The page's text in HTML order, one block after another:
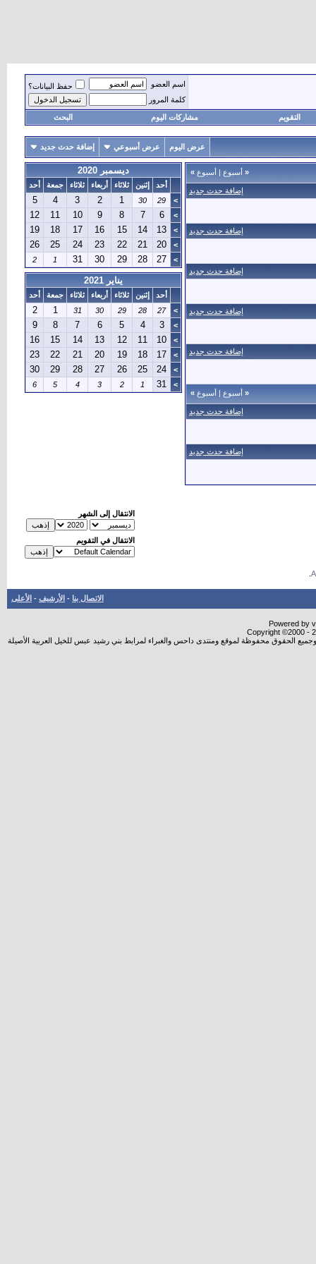
اسم العضو
حفظ البيانات؟
كلمة المرور
التقويم مشاركات اليوم البحث
عرض اليوم عرض أسبوعي إضافة حدث جديد
« أسبوع | أسبوع »
إضافة حدث جديد
إضافة حدث جديد
إضافة حدث جديد
إضافة حدث جديد
إضافة حدث جديد
« أسبوع | أسبوع »
إضافة حدث جديد
إضافة حدث جديد
ديسمبر 2020
أحد إثنين ثلاثاء أربعاء ثلاثاء جمعة
أحد
>
29
30
1
2
3
4
5
>
6
7
8
9
10
11
12
>
13
14
15
16
17
18
19
>
20
21
22
23
24
25
26
>
27
28
29
30
31
1
2
يناير 2021
أحد إثنين ثلاثاء أربعاء ثلاثاء جمعة
أحد
>
27
28
29
30
31
1
2
>
3
4
5
6
7
8
9
>
10
11
12
13
14
15
16
>
17
18
19
20
21
22
23
>
24
25
26
27
28
29
30
>
31
1
2
3
4
5
6
الانتقال إلى الشهر
الانتقال في التقويم
الاتصال بنا - الأرشيف - الأعلى
Powered by
Copyright ©2000 -
الحقوق محفوظة لموقع ومنتدى داحس والغبراء لمرابط بني رشيد عبس للخيل العربية الأصيلة